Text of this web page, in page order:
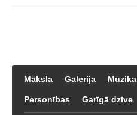
Māksla Galerija Mūzika
Personības Garīgā dzīve